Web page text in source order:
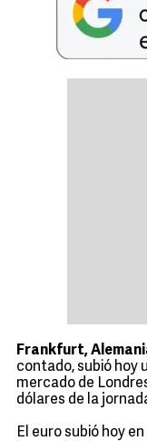
Frankfurt,
contado, subió hoy
mercado de
dólares de la
El euro subió hoy